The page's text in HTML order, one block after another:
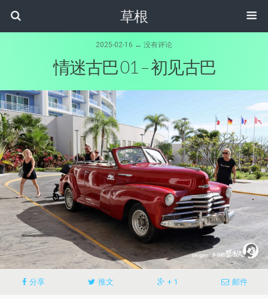
草根
2025-02-16 ↔ 没有评论
情迷古巴 01 – 初见古巴
分享 推文 + 1 邮件